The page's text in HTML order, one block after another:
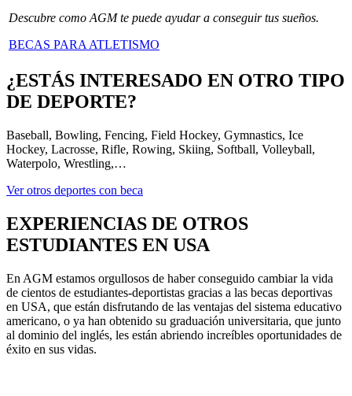
Descubre como AGM te puede ayudar a conseguir tus sueños.
BECAS PARA ATLETISMO
¿ESTÁS INTERESADO EN OTRO TIPO
DE DEPORTE?
Baseball, Bowling, Fencing, Field Hockey, Gymnastics, Ice
Hockey, Lacrosse, Rifle, Rowing, Skiing, Softball, Volleyball,
Waterpolo, Wrestling,…
Ver otros deportes con beca
EXPERIENCIAS DE OTROS
ESTUDIANTES EN USA
En AGM estamos orgullosos de haber conseguido cambiar la vida
de cientos de estudiantes-deportistas gracias a las becas deportivas
en USA, que están disfrutando de las ventajas del sistema educativo
americano, o ya han obtenido su graduación universitaria, que junto
al dominio del inglés, les están abriendo increíbles oportunidades de
éxito en sus vidas.